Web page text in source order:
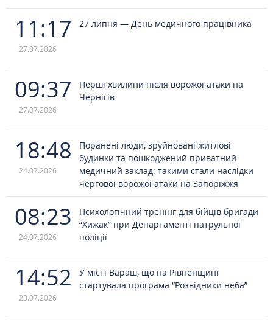
11:17
27.07.2026
27 липня — День медичного працівника
09:37
27.07.2026
Перші хвилини після ворожої атаки на
Чернігів
18:48
24.07.2026
Поранені люди, зруйновані житлові
будинки та пошкоджений приватний
медичний заклад: такими стали наслідки
чергової ворожої атаки на Запоріжжя
08:23
24.07.2026
Психологічний тренінг для бійців бригади
“Хижак” при Департаменті патрульної
поліції
14:52
23.07.2026
У місті Вараш, що на Рівненщині
стартувала програма “Розвідники неба”